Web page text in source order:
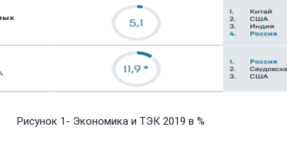
Рисунок 1- Экономика и ТЭК 2019 в %